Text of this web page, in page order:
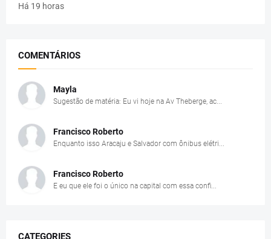
Há 19 horas
COMENTÁRIOS
Mayla
Sugestão de matéria: Eu vi hoje na Av Theberge, ac...
Francisco Roberto
Enquanto isso Aracaju e Salvador com ônibus elétri...
Francisco Roberto
E eu que ele foi o único na capital com essa confi...
CATEGORIES